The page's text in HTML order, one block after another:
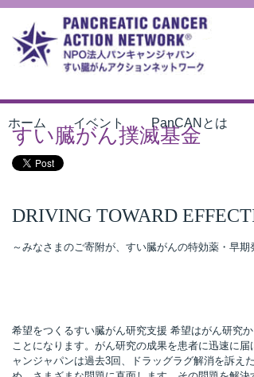
ホーム イベント PanCANとは
すい臓がん撲滅基金
DRIVING TOWARD
～みなさまのご寄附が、すい臓がんの特効薬・早
希望をつくるすい臓がん研究支援 希望はがん研究
ことになります。がん研究の成果を患者に迅速に
ャンジャパンは過去3回、ドラッグラグ解消を訴え